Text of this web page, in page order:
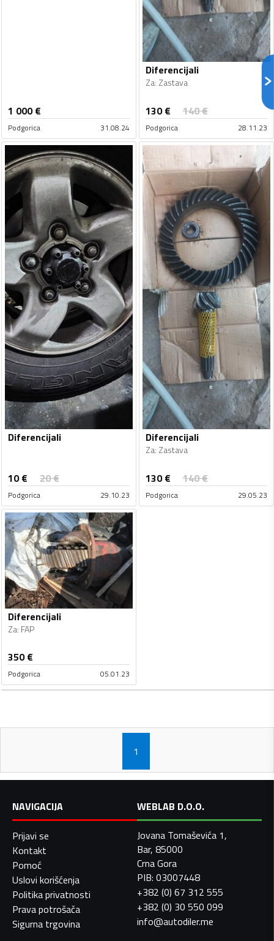
1 000€
Podgorica 31.08.24
Diferencijali
Za: Zastava
130€ 140€
Podgorica 28.11.23
Diferencijali
10€ 20€
Podgorica 29.10.23
Diferencijali
Za: Zastava
130€ 140€
Podgorica 29.05.23
Diferencijali
Za: FAP
350€
Podgorica 05.01.23
1
NAVIGACIJA
Prijavi se
Kontakt
Pomoć
Uslovi korišćenja
Politika privatnosti
Prava potrošača
Sigurna trgovina
WEBLAB D.O.O.
Jovana Tomaševića 1,
Bar, 85000
Crna Gora
PIB: 03007448
+382 (0) 67 312 555
+382 (0) 30 550 099
info@autodiler.me